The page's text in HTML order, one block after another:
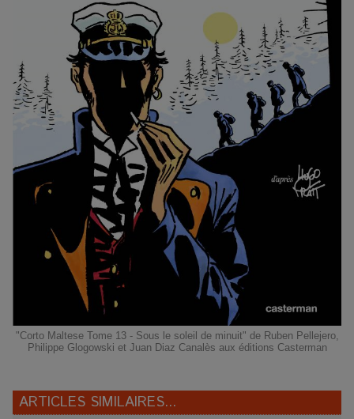
"Corto Maltese Tome 13 - Sous le soleil de minuit" de Ruben Pellejero,
Philippe Glogowski et Juan Diaz Canalès aux éditions Casterman
ARTICLES SIMILAIRES...